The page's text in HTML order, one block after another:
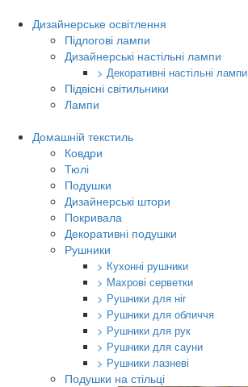
Дизайнерське освітлення
Підлогові лампи
Дизайнерські настільні лампи
> Декоративні настільні лампи
Підвісні світильники
Лампи
Домашній текстиль
Ковдри
Тюлі
Подушки
Дизайнерські штори
Покривала
Декоративні подушки
Рушники
> Кухонні рушники
> Махрові серветки
> Рушники для ніг
> Рушники для обличчя
> Рушники для рук
> Рушники для сауни
> Рушники лазневі
Подушки на стільці